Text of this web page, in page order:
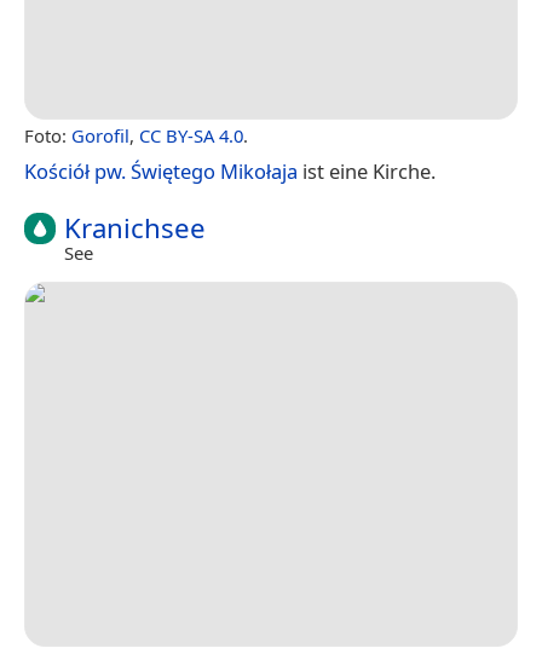
Foto: Gorofil, CC BY-SA 4.0.
Kościół pw. Świętego Mikołaja ist eine Kirche.
Kranichsee
See